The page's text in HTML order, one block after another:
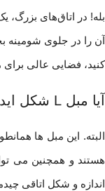
آن را در جلوی شومینه
کنید، فضایی عالی
آیا مبل L شکل ایده خوبی است؟⁉️
البته. این مبل ها
هستند و همچنین می
اندازه و شکل اتاقی